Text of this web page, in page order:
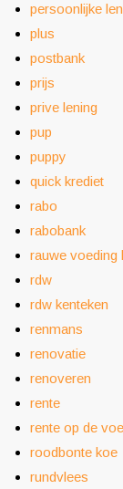
persoonlijke
plus
postbank
prijs
prive lening
pup
puppy
quick krediet
rabo
rabobank
rauwe voeding
rdw
rdw kenteken
renmans
renovatie
renoveren
rente
rente op de
roodbonte koe
rundvlees